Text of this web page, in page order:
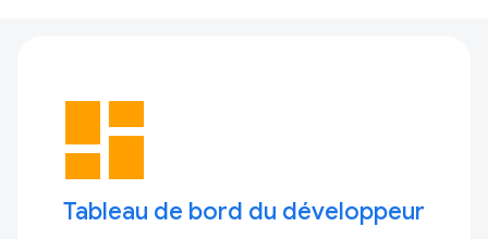
dashboard
Tableau de bord du développeur